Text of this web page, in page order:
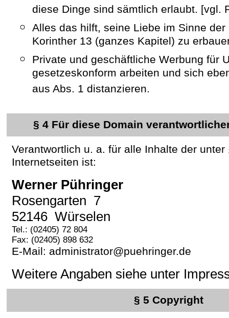
diese Dinge sind sämtlich erlaubt. [vgl.
Alles das hilft, seine Liebe im Sinne der
Korinther 13 (ganzes Kapitel) zu
Private und geschäftliche Werbung für
gesetzeskonform arbeiten und sich
aus Abs. 1 distanzieren.
§ 4 Für diese Domain
Verantwortlich u. a. für alle Inhalte der unter
Internetseiten ist:
Werner Pühringer
Rosengarten 7
52146 Würselen
Tel.: (02405) 72 804
Fax: (02405) 898 632
E-Mail: administrator@puehringer.de
Weitere Angaben siehe unter
§ 5 Copyright